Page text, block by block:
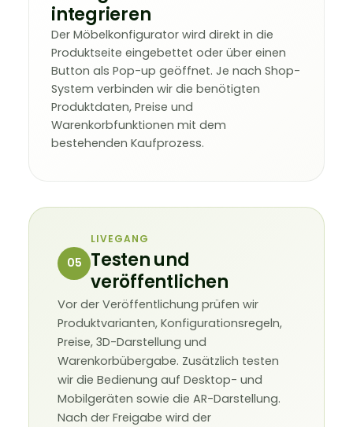
integrieren
Der Möbelkonfigurator wird direkt in die
Produktseite eingebettet oder über einen
Button als Pop-up geöffnet. Je nach Shop-
System verbinden wir die benötigten
Produktdaten, Preise und
Warenkorbfunktionen mit dem
bestehenden Kaufprozess.
05
LIVEGANG
Testen und
veröffentlichen
Vor der Veröffentlichung prüfen wir
Produktvarianten, Konfigurationsregeln,
Preise, 3D-Darstellung und
Warenkorbübergabe. Zusätzlich testen
wir die Bedienung auf Desktop- und
Mobilgeräten sowie die AR-Darstellung.
Nach der Freigabe wird der